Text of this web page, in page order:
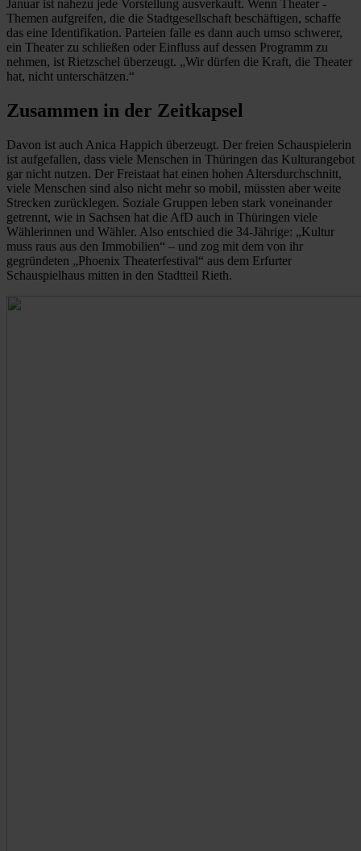
Januar ist nahezu jede Vorstellung ausverkauft. Wenn Theater ­
Themen aufgreifen, die die Stadtgesellschaft beschäftigen, schaffe
das eine Identifikation. Parteien falle es dann auch umso schwerer,
ein Theater zu schließen oder Einfluss auf dessen Programm zu
nehmen, ist Rietzschel überzeugt. „Wir dürfen die Kraft, die Theater
hat, nicht unterschätzen.“
Zusammen in der Zeitkapsel
Davon ist auch Anica Happich überzeugt. Der freien Schauspielerin
ist aufgefallen, dass viele Menschen in Thüringen das Kulturangebot
gar nicht nutzen. Der Freistaat hat einen hohen Altersdurchschnitt,
viele Menschen sind also nicht mehr so mobil, müssten aber weite
Strecken zurücklegen. Soziale Gruppen leben stark voneinander
getrennt, wie in Sachsen hat die AfD auch in Thüringen viele
Wählerinnen und Wähler. Also entschied die 34-Jährige: „Kultur
muss raus aus den Immobilien“ – und zog mit dem von ihr
gegründeten „Phoenix Theaterfestival“ aus dem Erfurter
Schauspielhaus mitten in den Stadtteil Rieth.